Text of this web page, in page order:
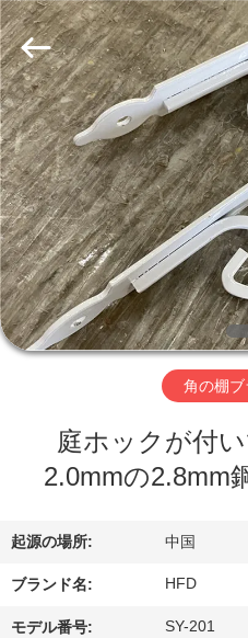
家
プ
ロ
ダ
ク
オ
©
2018
-
2026
PingHu
HongFengDa
Hardware
Factory.
All
Rights
Reserved.
角の棚ブ
庭ホックが付
2.0mmの2.8mm
起源の場所: 中国
ブランド名: HFD
モデル番号: SY-201